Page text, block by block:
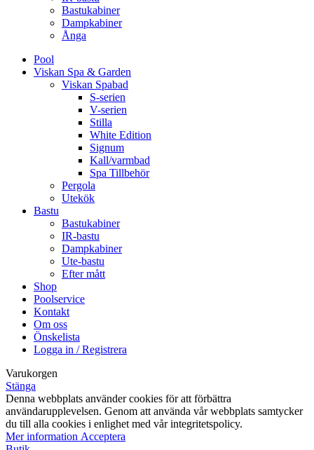
Bastukabiner
Dampkabiner
Ånga
Pool
Viskan Spa & Garden
Viskan Spabad
S-serien
V-serien
Stilla
White Edition
Signum
Kall/varmbad
Spa Tillbehör
Pergola
Utekök
Bastu
Bastukabiner
IR-bastu
Dampkabiner
Ute-bastu
Efter mått
Shop
Poolservice
Kontakt
Om oss
Önskelista
Logga in / Registrera
Varukorgen
Stänga
Denna webbplats använder cookies för att förbättra
användarupplevelsen. Genom att använda vår webbplats samtycker
du till alla cookies i enlighet med vår integritetspolicy.
Mer information Acceptera